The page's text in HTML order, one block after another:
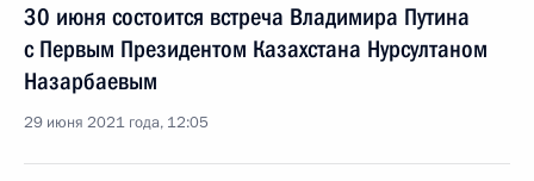
30 июня состоится встреча Владимира Путина
с Первым Президентом Казахстана Нурсултаном
Назарбаевым
29 июня 2021 года, 12:05